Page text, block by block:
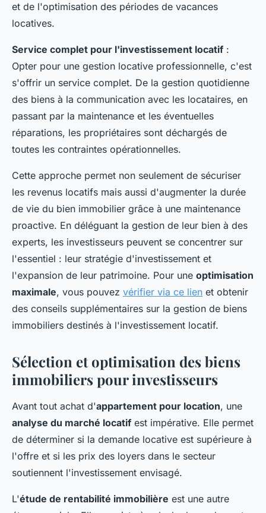
et de l'optimisation des périodes de vacances
locatives.
Service complet pour l'investissement locatif :
Opter pour une gestion locative professionnelle, c'est
s'offrir un service complet. De la gestion quotidienne
des biens à la communication avec les locataires, en
passant par la maintenance et les éventuelles
réparations, les propriétaires sont déchargés de
toutes les contraintes opérationnelles.
Cette approche permet non seulement de sécuriser
les revenus locatifs mais aussi d'augmenter la durée
de vie du bien immobilier grâce à une maintenance
proactive. En déléguant la gestion de leur bien à des
experts, les investisseurs peuvent se concentrer sur
l'essentiel : leur stratégie d'investissement et
l'expansion de leur patrimoine. Pour une optimisation
maximale, vous pouvez vérifier via ce lien et obtenir
des conseils supplémentaires sur la gestion de biens
immobiliers destinés à l'investissement locatif.
Sélection et optimisation des biens
immobiliers pour investisseurs
Avant tout achat d'appartement pour location, une
analyse du marché locatif est impérative. Elle permet
de déterminer si la demande locative est supérieure à
l'offre et si les prix des loyers dans le secteur
soutiennent l'investissement envisagé.
L'étude de rentabilité immobilière est une autre